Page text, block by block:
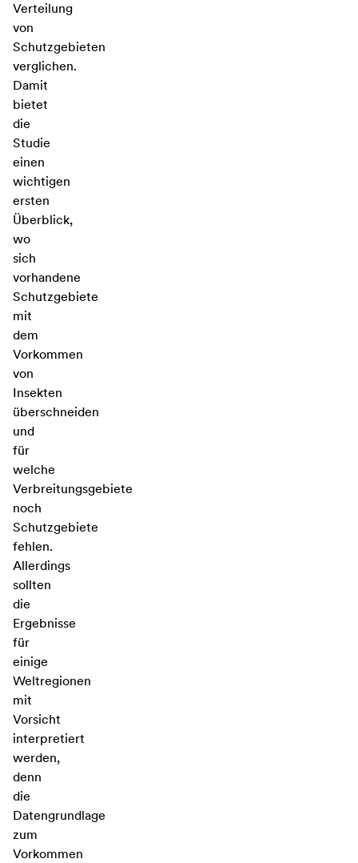
Verteilung
von
Schutzgebieten
verglichen.
Damit
bietet
die
Studie
einen
wichtigen
ersten
Überblick,
wo
sich
vorhandene
Schutzgebiete
mit
dem
Vorkommen
von
Insekten
überschneiden
und
für
welche
Verbreitungsgebiete
noch
Schutzgebiete
fehlen.
Allerdings
sollten
die
Ergebnisse
für
einige
Weltregionen
mit
Vorsicht
interpretiert
werden,
denn
die
Datengrundlage
zum
Vorkommen